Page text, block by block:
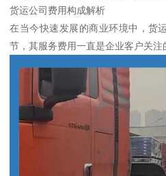
货运公司费用构成解析
在当今快速发展的商业环境中，货
节，其服务费用一直是企业客户关注